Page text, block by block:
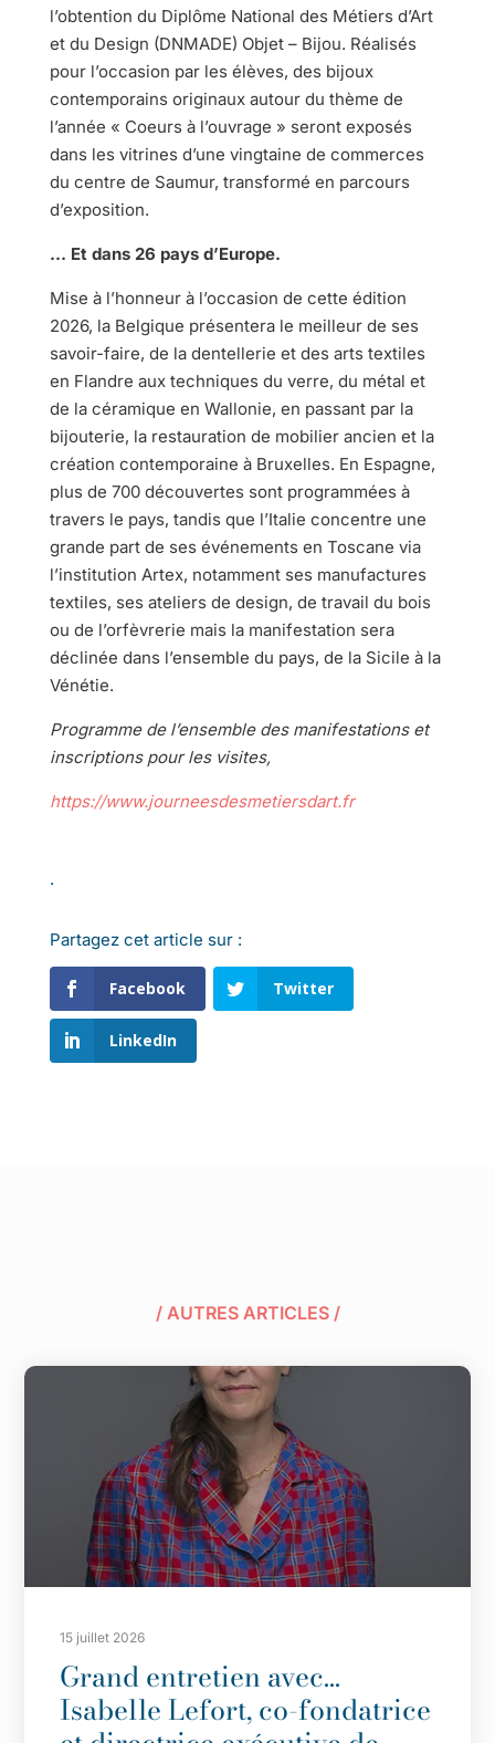
l’obtention du Diplôme National des Métiers d’Art
et du Design (DNMADE) Objet – Bijou. Réalisés
pour l’occasion par les élèves, des bijoux
contemporains originaux autour du thème de
l’année « Coeurs à l’ouvrage » seront exposés
dans les vitrines d’une vingtaine de commerces
du centre de Saumur, transformé en parcours
d’exposition.
… Et dans 26 pays d’Europe.
Mise à l’honneur à l’occasion de cette édition
2026, la Belgique présentera le meilleur de ses
savoir-faire, de la dentellerie et des arts textiles
en Flandre aux techniques du verre, du métal et
de la céramique en Wallonie, en passant par la
bijouterie, la restauration de mobilier ancien et la
création contemporaine à Bruxelles. En Espagne,
plus de 700 découvertes sont programmées à
travers le pays, tandis que l’Italie concentre une
grande part de ses événements en Toscane via
l’institution Artex, notamment ses manufactures
textiles, ses ateliers de design, de travail du bois
ou de l’orfèvrerie mais la manifestation sera
déclinée dans l’ensemble du pays, de la Sicile à la
Vénétie.
Programme de l’ensemble des manifestations et
inscriptions pour les visites,
https://www.journeesdesmetiersdart.fr
.
Partagez cet article sur :
Facebook Twitter
LinkedIn
/ AUTRES ARTICLES /
15 juillet 2026
Grand entretien avec…
Isabelle Lefort, co-fondatrice